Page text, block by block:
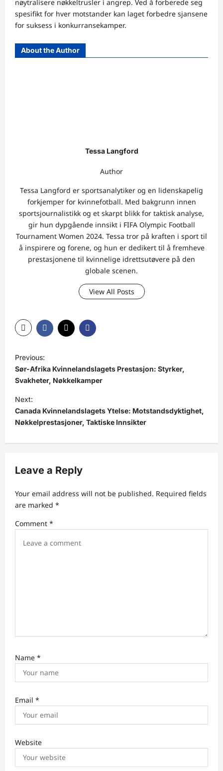
nøytralisere nøkkeltrusler i angrep. Ved å forberede seg
spesifikt for hver motstander kan laget forbedre sjansene
for suksess i konkurransekamper.
About the Author
Tessa Langford
Author
Tessa Langford er sportsanalytiker og en lidenskapelig
forkjemper for kvinnefotball. Med bakgrunn innen
sportsjournalistikk og et skarpt blikk for taktisk analyse,
gir hun dypgående innsikt i FIFA Olympic Football
Tournament Women 2024. Tessa tror på kraften i sport til
å inspirere og forene, og hun er dedikert til å fremheve
prestasjonene til kvinnelige idrettsutøvere på den
globale scenen.
View All Posts
o
s
t
n
a
v
g
a
t
i
Previous:
Sør-Afrika Kvinnelandslagets Prestasjon: Styrker,
Svakheter, Nøkkelkamper
Next:
Canada Kvinnelandslagets Ytelse: Motstandsdyktighet,
Nøkkelprestasjoner, Taktiske Innsikter
Leave a Reply
Your email address will not be published. Required fields
are marked *
Comment *
Name *
Email *
Website